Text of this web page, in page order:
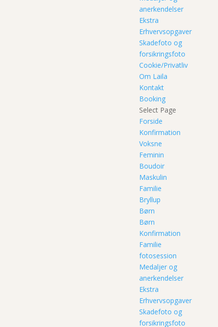
anerkendelser
Ekstra
Erhvervsopgaver
Skadefoto og
forsikringsfoto
Cookie/Privatliv
Om Laila
Kontakt
Booking
Select Page
Forside
Konfirmation
Voksne
Feminin
Boudoir
Maskulin
Familie
Bryllup
Børn
Børn
Konfirmation
Familie
fotosession
Medaljer og
anerkendelser
Ekstra
Erhvervsopgaver
Skadefoto og
forsikringsfoto